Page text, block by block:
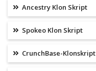
Ancestry Klon Skript
Spokeo Klon Skript
CrunchBase-Klonskript